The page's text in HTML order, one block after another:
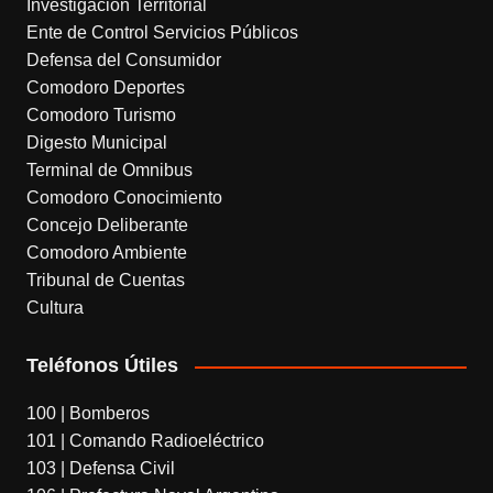
n
s
l
a
t
e
Investigación Territorial
Ente de Control Servicios Públicos
Defensa del Consumidor
Comodoro Deportes
Comodoro Turismo
Digesto Municipal
Terminal de Omnibus
Comodoro Conocimiento
Concejo Deliberante
Comodoro Ambiente
Tribunal de Cuentas
Cultura
Teléfonos Útiles
100 | Bomberos
101 | Comando Radioeléctrico
103 | Defensa Civil